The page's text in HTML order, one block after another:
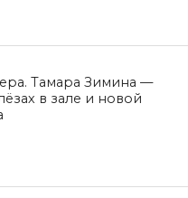
Тамара Зимина —
в зале и новой